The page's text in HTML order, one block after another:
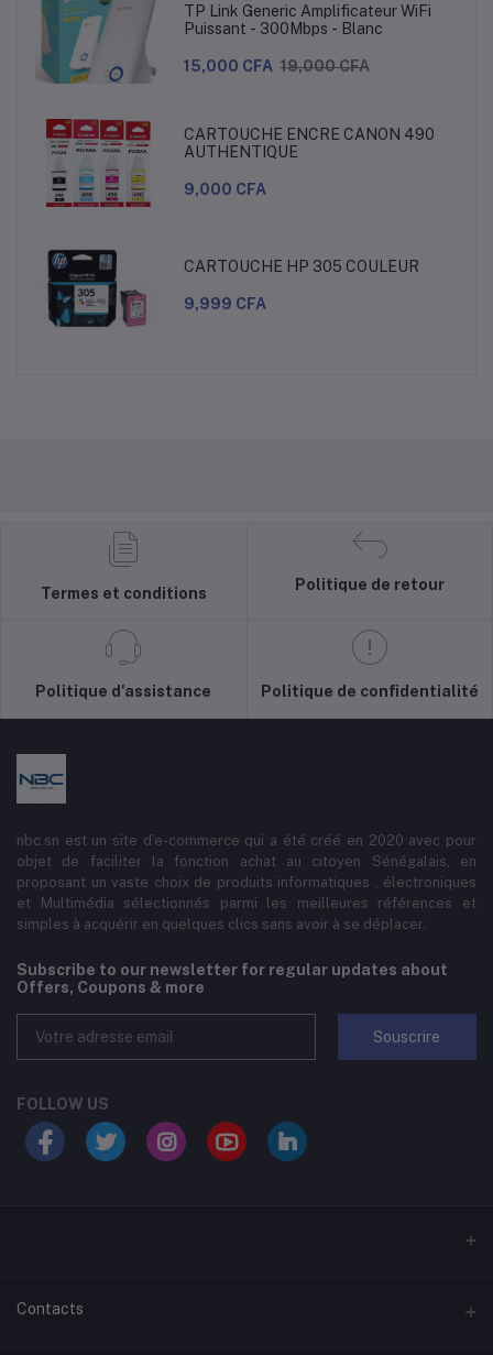
TP Link Generic Amplificateur WiFi
Puissant - 300Mbps - Blanc
15,000 CFA 19,000 CFA
CARTOUCHE ENCRE CANON 490
AUTHENTIQUE
9,000 CFA
CARTOUCHE HP 305 COULEUR
9,999 CFA
Termes et conditions
Politique de retour
Politique d'assistance Politique de confidentialité
nbc.sn est un site d’e-commerce qui a été créé en 2020 avec pour
objet de faciliter la fonction achat au citoyen Sénégalais, en
proposant un vaste choix de produits informatiques , électroniques
et Multimédia sélectionnés parmi les meilleures références et
simples à acquérir en quelques clics sans avoir à se déplacer.
Subscribe to our newsletter for regular updates about
Offers, Coupons & more
Souscrire
FOLLOW US
Contacts